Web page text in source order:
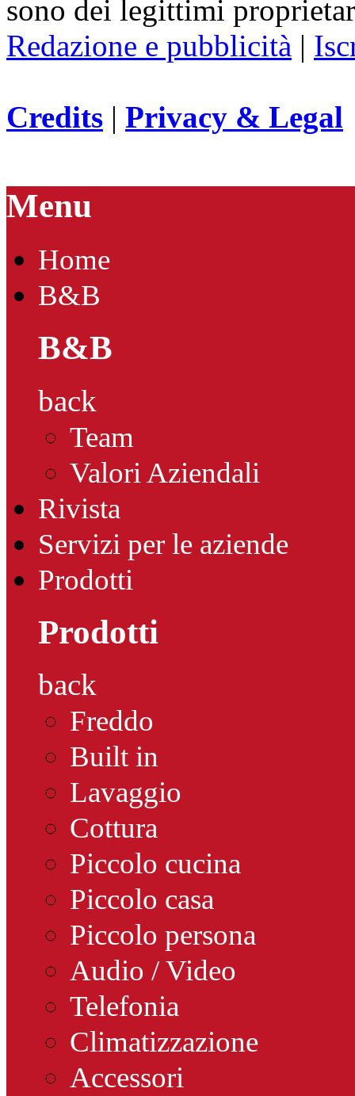
sono dei legittimi
Redazione e pubblicità |
Credits | Privacy & Legal
Menu
Home
B&B
B&B
back
Team
Valori Aziendali
Rivista
Servizi per le aziende
Prodotti
Prodotti
back
Freddo
Built in
Lavaggio
Cottura
Piccolo cucina
Piccolo casa
Piccolo persona
Audio / Video
Telefonia
Climatizzazione
Accessori